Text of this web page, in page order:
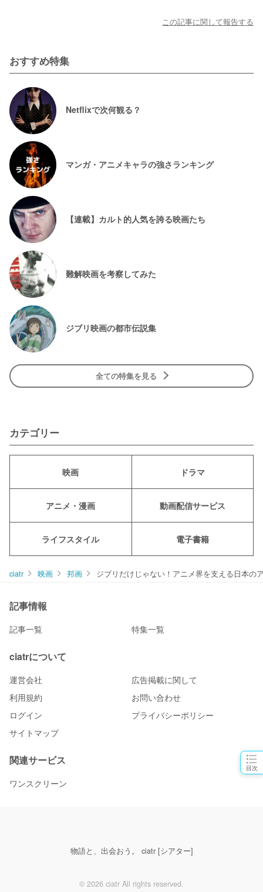
目次
この記事に関して報告する
おすすめ特集
Netflixで次何観る？
マンガ・アニメキャラの強さランキング
【連載】カルト的人気を誇る映画たち
難解映画を考察してみた
ジブリ映画の都市伝説集
全ての特集を見る
カテゴリー
映画 ドラマ
アニメ・漫画 動画配信サービス
ライフスタイル 電子書籍
ciatr 映画 邦画 ジブリだけじゃない！アニメ界を支える日本の
記事情報
記事一覧 特集一覧
ciatrについて
運営会社
広告掲載に関して
利用規約
お問い合わせ
ログイン
プライバシーポリシー
サイトマップ
関連サービス
ワンスクリーン
物語と、出会おう。 ciatr [シアター]
© 2026 ciatr All rights reserved.